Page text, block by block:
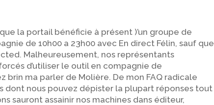
la portail bénéficie à présent )’un groupe de
de 10h00 a 23h00 avec En direct Félin, sauf que
Malheureusement, nos représentants
d’utiliser le outil en compagnie de
brin ma parler de Molière. De mon FAQ radicale
dont nous pouvez dépister la plupart réponses tout
sauront assainir nos machines dans éditeur,